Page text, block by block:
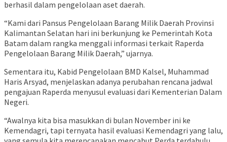
berhasil dalam pengelolaan aset daerah.
“Kami dari Pansus Pengelolaan Barang Milik Daerah Provinsi
Kalimantan Selatan hari ini berkunjung ke Pemerintah Kota
Batam dalam rangka menggali informasi terkait Raperda
Pengelolaan Barang Milik Daerah,” ujarnya.
Sementara itu, Kabid Pengelolaan BMD Kalsel, Muhammad
Haris Arsyad, menjelaskan adanya perubahan rencana jadwal
pengajuan Raperda menyusul evaluasi dari Kementerian Dalam
Negeri.
“Awalnya kita bisa masukkan di bulan November ini ke
Kemendagri, tapi ternyata hasil evaluasi Kemendagri yang lalu,